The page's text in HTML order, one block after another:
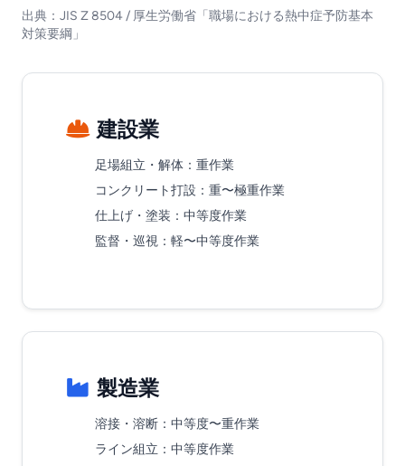
出典：JIS Z 8504 / 厚生労働省「職場における熱中症予防基本
対策要綱」
建設業
足場組立・解体 ：重作業
コンクリート打設 ：重〜極重作業
仕上げ・塗装 ：中等度作業
監督・巡視 ：軽〜中等度作業
製造業
溶接・溶断 ：中等度〜重作業
ライン組立 ：中等度作業